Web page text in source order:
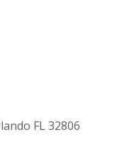
FL 32806